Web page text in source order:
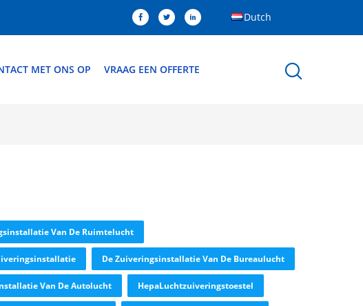
Dutch
MET ONS OP VRAAG EEN OFFERTE
Van De Ruimtelucht
De Zuiveringsinstallatie Van De Bureaulucht
Van De Autolucht HepaLuchtzuiveringstoestel